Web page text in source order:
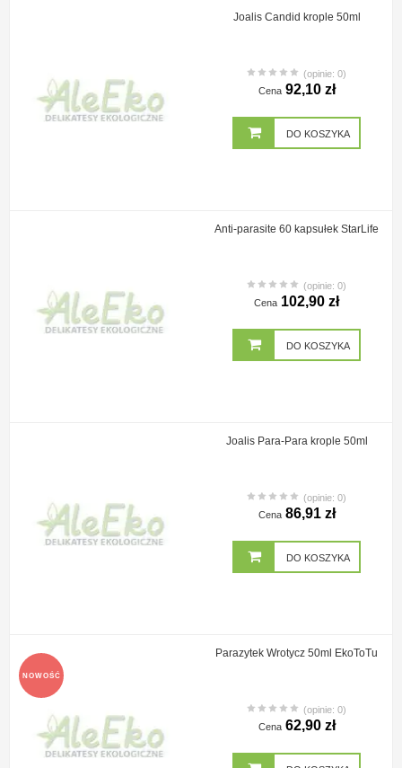
Joalis Candid krople 50ml
(opinie: 0)
Cena 92,10 zł
DO KOSZYKA
Anti-parasite 60 kapsułek StarLife
(opinie: 0)
Cena 102,90 zł
DO KOSZYKA
Joalis Para-Para krople 50ml
(opinie: 0)
Cena 86,91 zł
DO KOSZYKA
NOWOŚĆ
Parazytek Wrotycz 50ml EkoToTu
(opinie: 0)
Cena 62,90 zł